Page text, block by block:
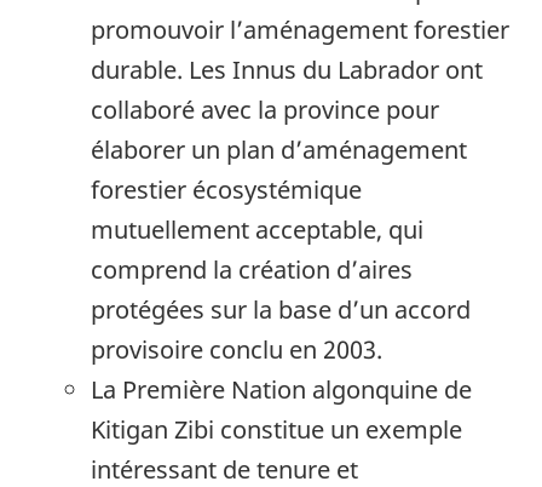
promouvoir l’aménagement forestier
durable. Les Innus du Labrador ont
collaboré avec la province pour
élaborer un plan d’aménagement
forestier écosystémique
mutuellement acceptable, qui
comprend la création d’aires
protégées sur la base d’un accord
provisoire conclu en 2003.
La Première Nation algonquine de
Kitigan Zibi constitue un exemple
intéressant de tenure et